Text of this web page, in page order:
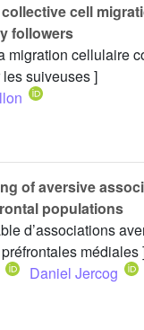
cell
followers
migration cellulaire
suiveuses ]
of aversive
populations
d’associations
médiales
Daniel Jercog